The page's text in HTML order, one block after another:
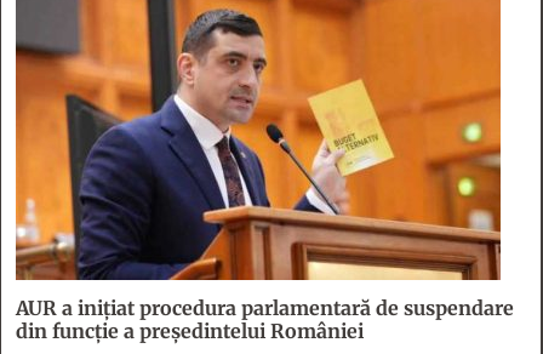
AUR a inițiat procedura parlamentară de suspendare
din funcție a președintelui României